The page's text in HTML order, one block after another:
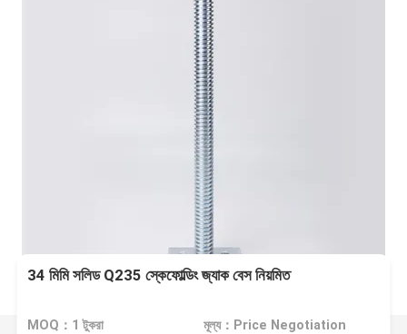
34 মিমি সলিড Q235 স্কেফোল্ডিং জ্যাক বেস নিয়মিত
MOQ：1 টুকরা মূল্য：Price Negotiation